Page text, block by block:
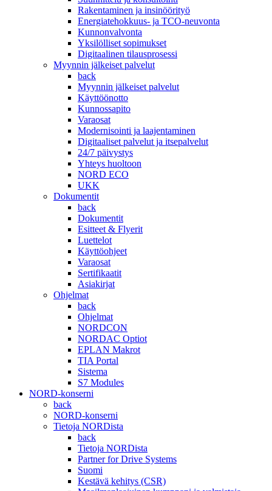
Rakentaminen ja insinöörityö
Energiatehokkuus- ja TCO-neuvonta
Kunnonvalvonta
Yksilölliset sopimukset
Digitaalinen tilausprosessi
Myynnin jälkeiset palvelut
back
Myynnin jälkeiset palvelut
Käyttöönotto
Kunnossapito
Varaosat
Modernisointi ja laajentaminen
Digitaaliset palvelut ja itsepalvelut
24/7 päivystys
Yhteys huoltoon
NORD ECO
UKK
Dokumentit
back
Dokumentit
Esitteet & Flyerit
Luettelot
Käyttöohjeet
Varaosat
Sertifikaatit
Asiakirjat
Ohjelmat
back
Ohjelmat
NORDCON
NORDAC Optiot
EPLAN Makrot
TIA Portal
Sistema
S7 Modules
NORD-konserni
back
NORD-konserni
Tietoja NORDista
back
Tietoja NORDista
Partner for Drive Systems
Suomi
Kestävä kehitys (CSR)